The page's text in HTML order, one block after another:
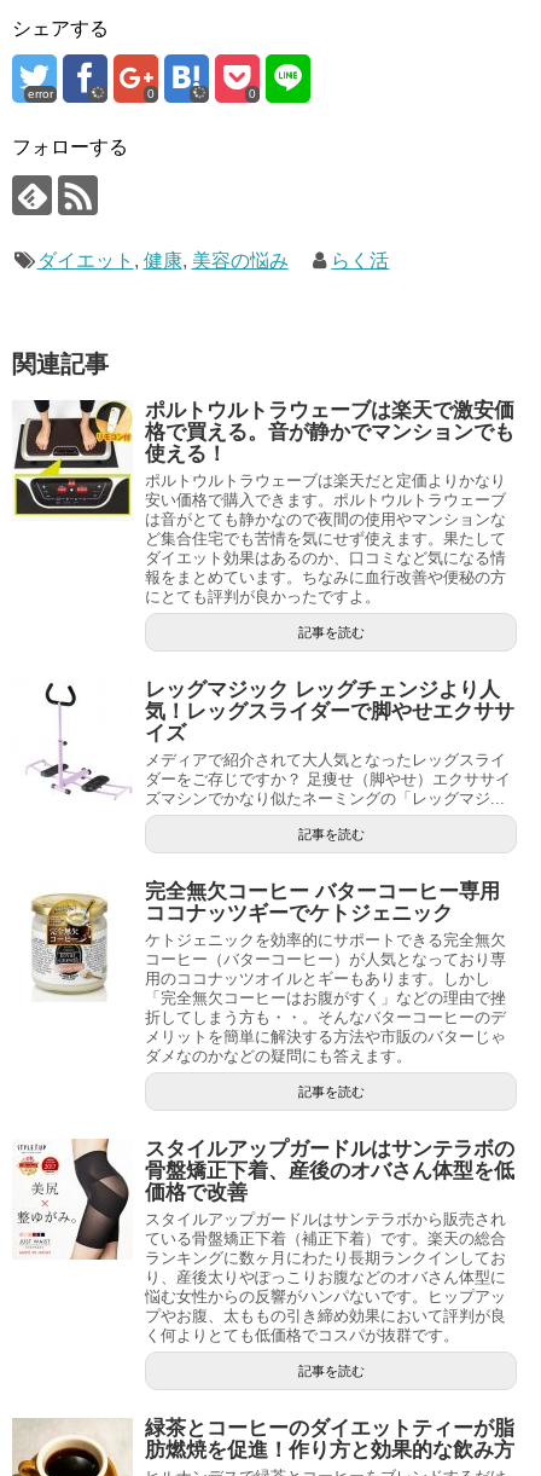
シェアする
error 0 0
フォローする
ダイエット , 健康, 美容の悩み らく活
関連記事
ポルトウルトラウェーブは楽天で激安価
格で買える。音が静かでマンションでも
使える！
ポルトウルトラウェーブは楽天だと定価よりかなり
安い価格で購入できます。ポルトウルトラウェーブ
は音がとても静かなので夜間の使用やマンションな
ど集合住宅でも苦情を気にせず使えます。果たして
ダイエット効果はあるのか、口コミなど気になる情
報をまとめています。ちなみに血行改善や便秘の方
にとても評判が良かったですよ。
記事を読む
レッグマジック レッグチェンジより人
気！レッグスライダーで脚やせエクササ
イズ
メディアで紹介されて大人気となったレッグスライ
ダーをご存じですか？ 足痩せ（脚やせ）エクササイ
ズマシンでかなり似たネーミングの「レッグマジ...
記事を読む
完全無欠コーヒー バターコーヒー専用
ココナッツギーでケトジェニック
ケトジェニックを効率的にサポートできる完全無欠
コーヒー（バターコーヒー）が人気となっており専
用のココナッツオイルとギーもあります。しかし
「完全無欠コーヒーはお腹がすく」などの理由で挫
折してしまう方も・・。そんなバターコーヒーのデ
メリットを簡単に解決する方法や市販のバターじゃ
ダメなのかなどの疑問にも答えます。
記事を読む
スタイルアップガードルはサンテラボの
骨盤矯正下着、産後のオバさん体型を低
価格で改善
スタイルアップガードルはサンテラボから販売され
ている骨盤矯正下着（補正下着）です。楽天の総合
ランキングに数ヶ月にわたり長期ランクインしてお
り、産後太りやぽっこりお腹などのオバさん体型に
悩む女性からの反響がハンパないです。ヒップアッ
プやお腹、太ももの引き締め効果において評判が良
く何よりとても低価格でコスパが抜群です。
記事を読む
緑茶とコーヒーのダイエットティーが脂
肪燃焼を促進！作り方と効果的な飲み方